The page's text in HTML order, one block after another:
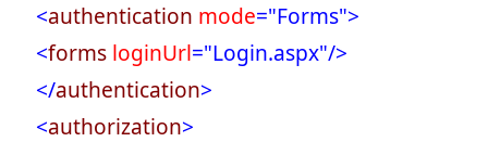
<authentication mode="Forms">
<forms loginUrl="Login.aspx"/>
</authentication>
<authorization>